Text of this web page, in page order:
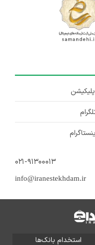
۰۲۱-۹۱۳۰۰۰۱۳
info@iranestekhdam.ir
استخدام بانک‌ها